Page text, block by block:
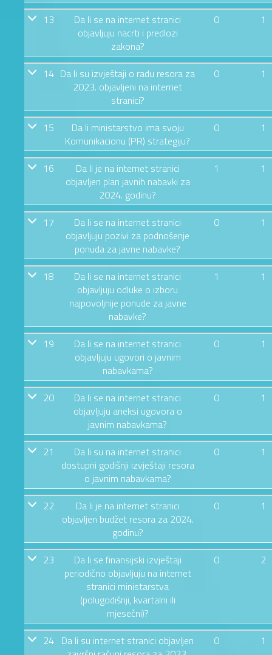
13
Da li se na internet stranici
objavljuju nacrti i predlozi
zakona?
0 1
14 Da li su izvještaji o radu resora za
2023. objavljeni na internet
stranici?
0 1
15
Da li ministarstvo ima svoju
Komunikacionu (PR) strategiju?
0 1
16
Da li je na internet stranici
objavljen plan javnih nabavki za
2024. godinu?
1 1
17
Da li se na internet stranici
objavljuju pozivi za podnošenje
ponuda za javne nabavke?
0 1
18
Da li se na internet stranici
objavljuju odluke o izboru
najpovoljnije ponude za javne
nabavke?
1 1
19
Da li se na internet stranici
objavljuju ugovori o javnim
nabavkama?
0 1
20
Da li se na internet stranici
objavljuju aneksi ugovora o
javnim nabavkama?
0 1
21
Da li su na internet stranici
dostupni godišnji izvještaji resora
o javnim nabavkama?
0 1
22
Da li je na internet stranici
objavljen budžet resora za 2024.
godinu?
0 1
23
Da li se finansijski izvještaji
periodično objavljuju na internet
stranici ministarstva
(polugodišnji, kvartalni ili
mjesečni)?
0 2
24 Da li su internet stranici objavljen
0 1